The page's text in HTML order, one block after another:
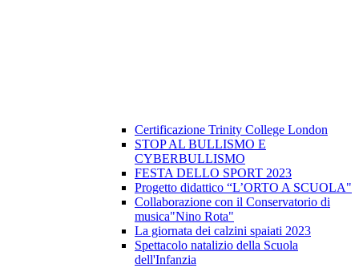
Certificazione Trinity College London
STOP AL BULLISMO E
CYBERBULLISMO
FESTA DELLO SPORT 2023
Progetto didattico “L’ORTO A SCUOLA"
Collaborazione con il Conservatorio di
musica"Nino Rota"
La giornata dei calzini spaiati 2023
Spettacolo natalizio della Scuola
dell'Infanzia